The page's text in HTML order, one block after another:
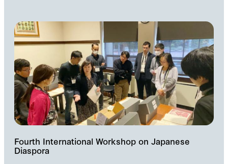
Fourth International Workshop on Japanese
Diaspora